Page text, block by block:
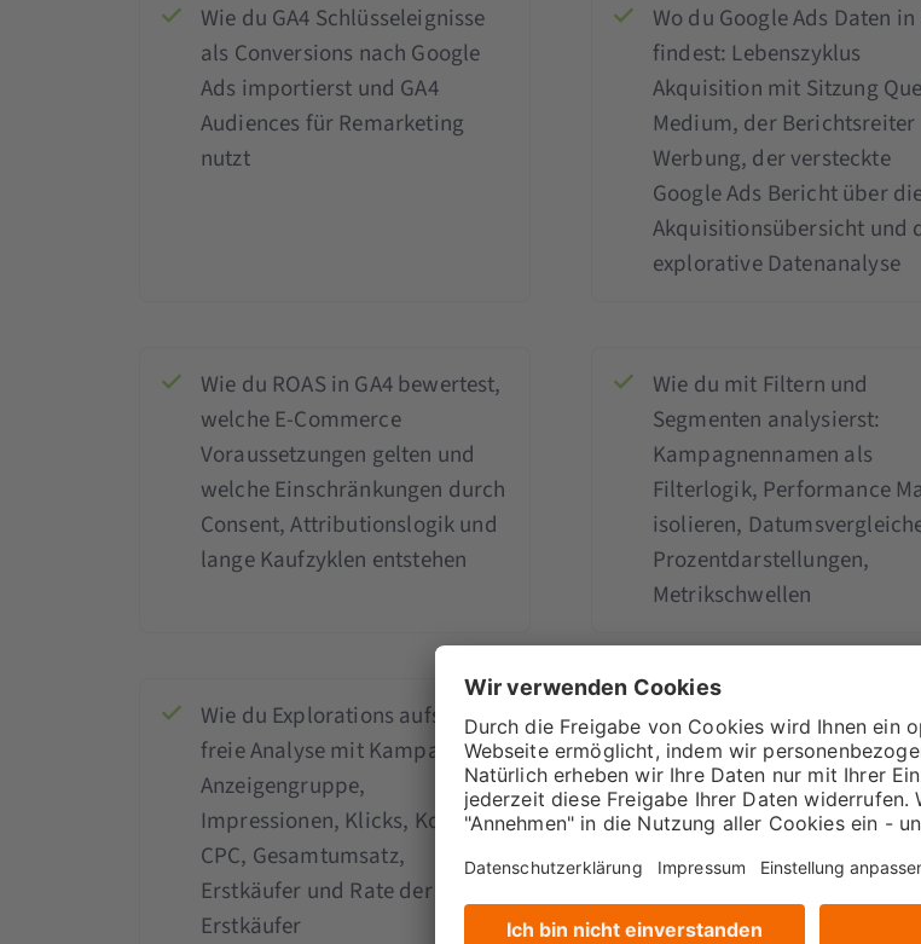
Wie du GA4 Schlüsseleignisse
als Conversions nach Google
Ads importierst und GA4
Audiences für Remarketing
nutzt
Wo du Google Ads Daten in
findest: Lebenszyklus
Akquisition mit Sitzung
Medium, der Berichtsreiter
Werbung, der versteckte
Google Ads Bericht über
Akquisitionsübersicht und
explorative Datenanalyse
Wie du ROAS in GA4 bewertest,
welche E-Commerce
Voraussetzungen gelten und
welche Einschränkungen durch
Consent, Attributionslogik und
lange Kaufzyklen entstehen
Wie du mit Filtern und
Segmenten analysierst:
Kampagnennamen als
Filterlogik, Performance
isolieren,
Prozentdarstellungen,
Metrikschwellen
Wie du Explorations aufsetzt:
freie Analyse mit Kampagne,
Anzeigengruppe,
Impressionen, Klicks, Kosten,
CPC, Gesamtumsatz,
Erstkäufer und Rate der
Erstkäufer
Wie du einen
Zieltrichter erstellst, um
Google Ads gegen
Suche und Direct zu
vergleichen, inklusive
und Purchase